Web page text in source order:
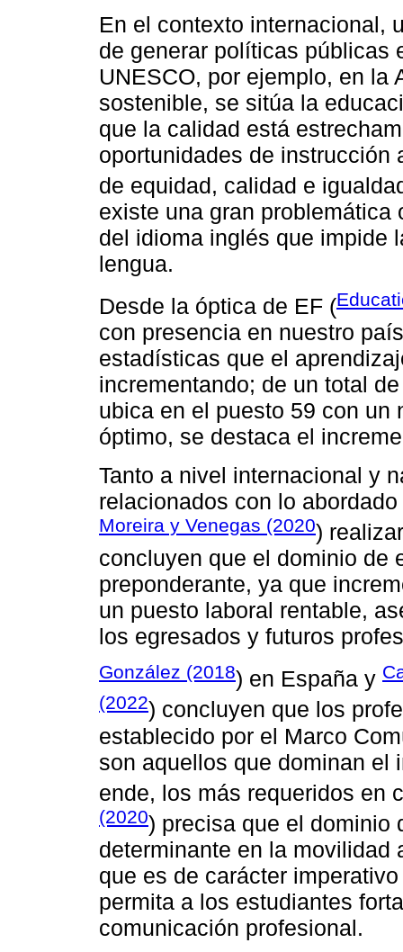
En el contexto internacional,
de generar políticas públicas
UNESCO, por ejemplo, en la
sostenible, se sitúa la
que la calidad está
oportunidades de instrucción
de equidad, calidad e
existe una gran
del idioma inglés que impide
lengua.
Desde la óptica de EF (
con presencia en nuestro
estadísticas que el
incrementando; de un total
ubica en el puesto 59 con un
óptimo, se destaca el
Tanto a nivel internacional y
relacionados con lo
Moreira y Venegas (2020)
concluyen que el dominio de
preponderante, ya que
un puesto laboral rentable,
los egresados y futuros
González (2018) en España y
(2022) concluyen que los
establecido por el Marco
son aquellos que dominan el
ende, los más requeridos en
(2020) precisa que el dominio
determinante en la
que es de carácter
permita a los estudiantes
comunicación profesional.